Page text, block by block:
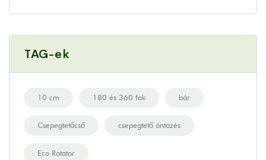
TAG-ek
10 cm 180 és 360 fok bár
Csepegtetőcső csepegtető öntözés
Eco Rotator